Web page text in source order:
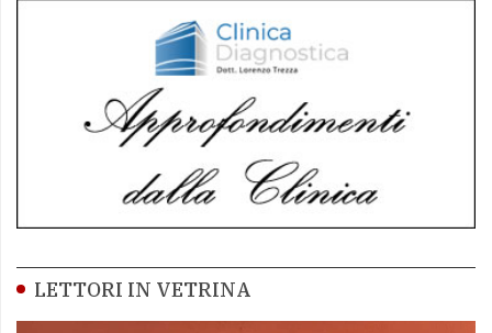
LETTORI IN VETRINA